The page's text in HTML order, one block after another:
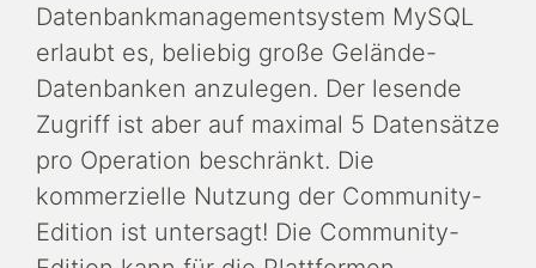
Datenbankmanagementsystem MySQL
erlaubt es, beliebig große Gelände-
Datenbanken anzulegen. Der lesende
Zugriff ist aber auf maximal 5 Datensätze
pro Operation beschränkt. Die
kommerzielle Nutzung der Community-
Edition ist untersagt! Die Community-